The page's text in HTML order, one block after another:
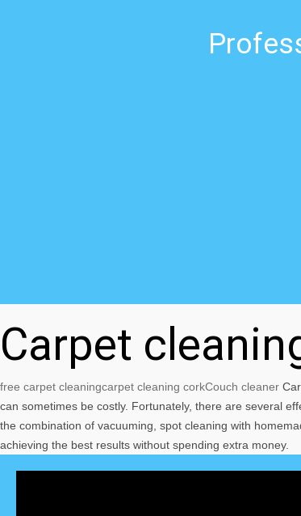
Carpet
free carpet cleaningcarpet cleaning corkCouch cleaner
can sometimes be costly. Fortunately, there are several
the combination of vacuuming, spot cleaning with
achieving the best results without spending extra money.